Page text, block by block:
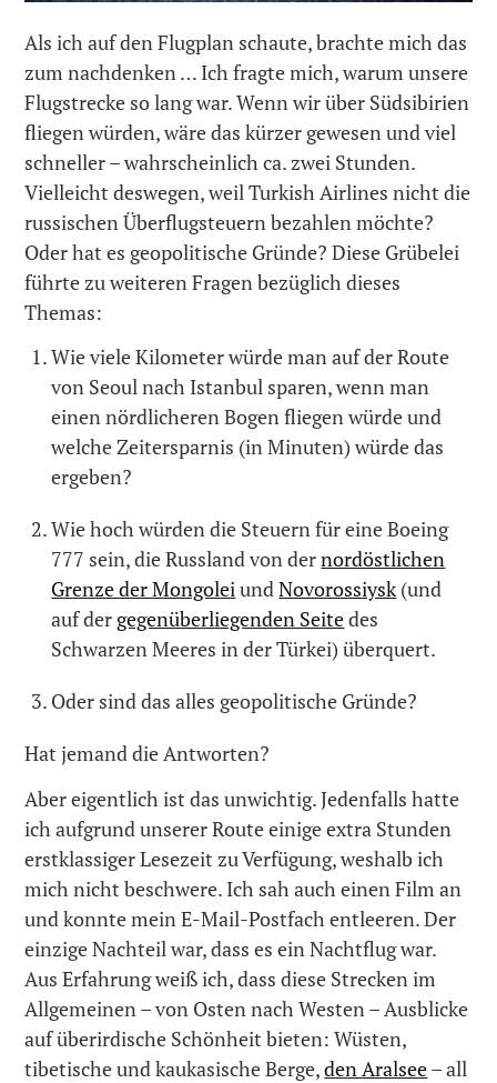
Als ich auf den Flugplan schaute, brachte mich das
zum nachdenken … Ich fragte mich, warum unsere
Flugstrecke so lang war. Wenn wir über Südsibirien
fliegen würden, wäre das kürzer gewesen und viel
schneller – wahrscheinlich ca. zwei Stunden.
Vielleicht deswegen, weil Turkish Airlines nicht die
russischen Überflugsteuern bezahlen möchte?
Oder hat es geopolitische Gründe? Diese Grübelei
führte zu weiteren Fragen bezüglich dieses
Themas:
Wie viele Kilometer würde man auf der Route
von Seoul nach Istanbul sparen, wenn man
einen nördlicheren Bogen fliegen würde und
welche Zeitersparnis (in Minuten) würde das
ergeben?
Wie hoch würden die Steuern für eine Boeing
777 sein, die Russland von dernordöstlichen
Grenze der MongoleiundNovorossiysk(und
auf der gegenüberliegenden Seitedes
Schwarzen Meeres in der Türkei) überquert.
Oder sind das alles geopolitische Gründe?
Hat jemand die Antworten?
Aber eigentlich ist das unwichtig. Jedenfalls hatte
ich aufgrund unserer Route einige extra Stunden
erstklassiger Lesezeit zu Verfügung, weshalb ich
mich nicht beschwere. Ich sah auch einen Film an
und konnte mein E-Mail-Postfach entleeren. Der
einzige Nachteil war, dass es ein Nachtflug war.
Aus Erfahrung weiß ich, dass diese Strecken im
Allgemeinen – von Osten nach Westen – Ausblicke
auf überirdische Schönheit bieten: Wüsten,
tibetische und kaukasische Berge,den Aralsee– all